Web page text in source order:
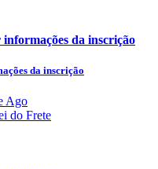
da inscrição
da inscrição
Ago